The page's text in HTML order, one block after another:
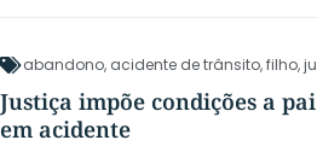
abandono, acidente de trânsito,filho,
Justiça impõe condições a
em acidente